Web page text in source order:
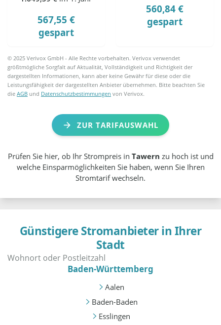
567,55 €
gespart
560,84 €
gespart
© 2025 Verivox GmbH - Alle Rechte vorbehalten. Verivox verwendet
größtmögliche Sorgfalt auf Aktualität, Vollständigkeit und Richtigkeit der
dargestellten Informationen, kann aber keine Gewähr für diese oder die
Leistungsfähigkeit der dargestellten Anbieter übernehmen. Bitte beachten Sie
dieAGB und Datenschutzbestimmungen von Verivox.
ZUR TARIFAUSWAHL
Prüfen Sie hier, ob Ihr Strompreis in Tawern zu hoch ist und
welche Einsparmöglichkeiten Sie haben, wenn Sie Ihren
Stromtarif wechseln.
Günstigere Stromanbieter in Ihrer
Stadt
Baden-Württemberg
Aalen
Baden-Baden
Esslingen